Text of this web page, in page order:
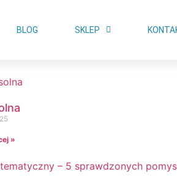
BLOG SKLEP
»